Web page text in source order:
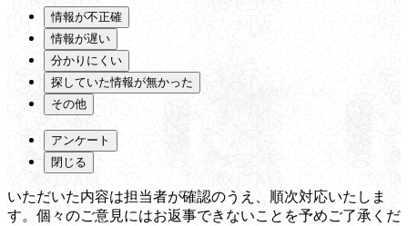
情報が不正確
情報が遅い
分かりにくい
探していた情報が無かった
その他
アンケート
閉じる
いただいた内容は担当者が確認のうえ、順次対応いたしま
す。個々のご意見にはお返事できないことを予めご了承くだ